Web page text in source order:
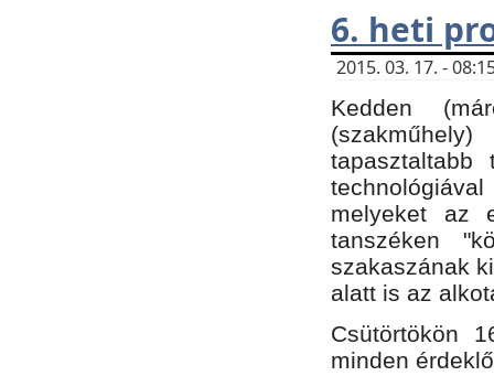
6. heti
2015. 03. 17. -
Kedden
tapasztaltabb
melyeket az
tanszéken
szakaszának
alatt is az
Csütörtökön
minden